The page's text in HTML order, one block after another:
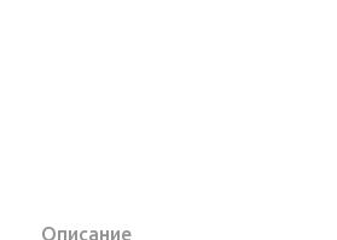
Описание